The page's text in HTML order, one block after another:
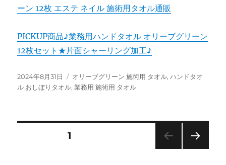
ーン 12枚 エステ ネイル 施術用タオル通販
PICKUP商品♪業務用ハンドタオル オリーブグリーン
12枚セット★片面シャーリング加工♪
投
稿
2024年8月31日
カ
テ
オリーブグリーン 施術用 タオル,ハンドタオ
ル おしぼりタオル,業務用 施術用 タオル
固定ページ1